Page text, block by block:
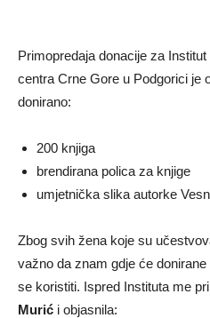
Primopredaja donacije za
centra Crne Gore u Podgorici je
donirano:
200 knjiga
brendirana polica za knjige
umjetnička slika autorke
Zbog svih žena koje su
važno da znam gdje će
se koristiti. Ispred Instituta me
Murić i objasnila: